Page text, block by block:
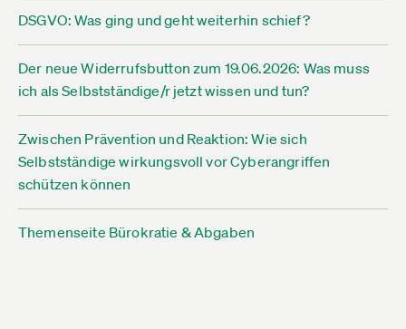
DSGVO: Was ging und geht weiterhin schief?
Der neue Widerrufsbutton zum 19.06.2026: Was muss
ich als Selbstständige/r jetzt wissen und tun?
Zwischen Prävention und Reaktion: Wie sich
Selbstständige wirkungsvoll vor Cyberangriffen
schützen können
Themenseite Bürokratie & Abgaben